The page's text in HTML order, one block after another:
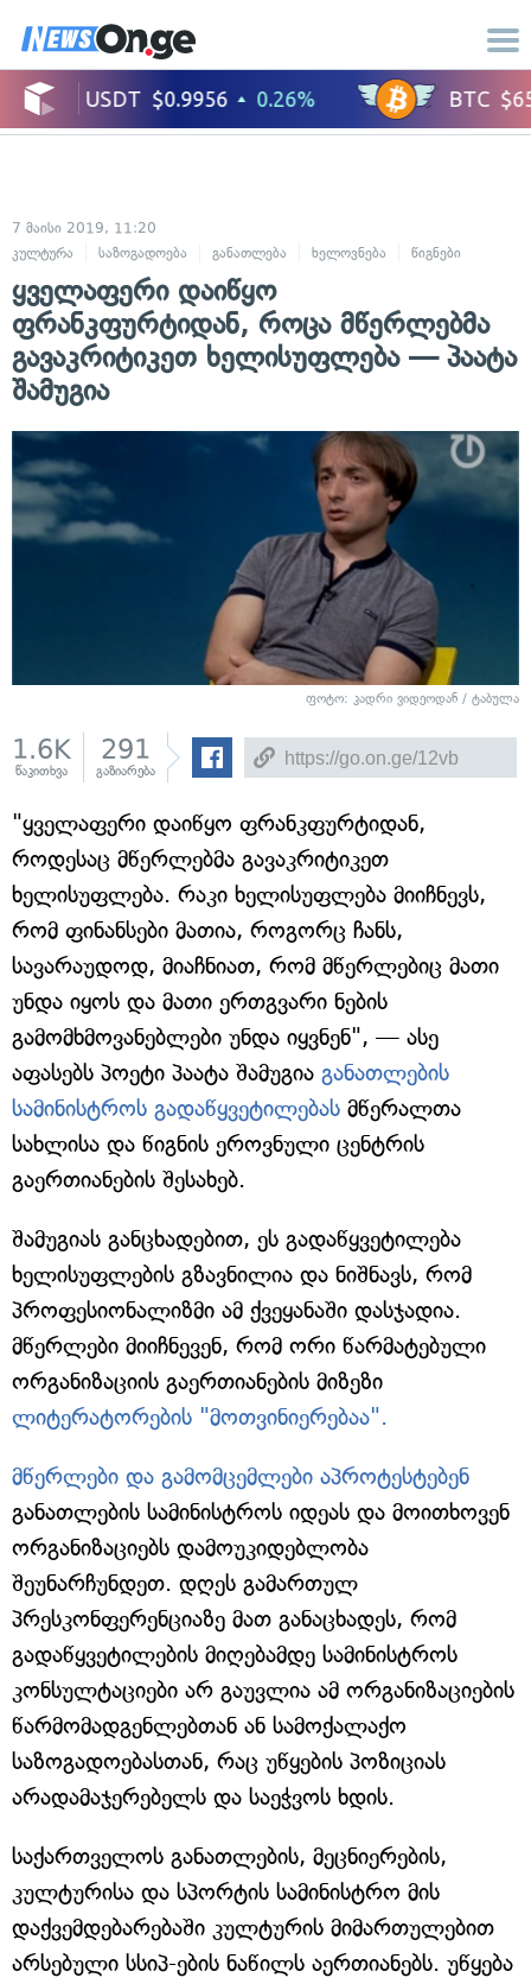
7 მაისი 2019, 11:20
კულტურა
საზოგადოება განათლება ხელოვნება წიგნები
ყველაფერი დაიწყო
ფრანკფურტიდან, როცა მწერლებმა
გავაკრიტიკეთ ხელისუფლება — პაატა
შამუგია
ფოტო: კადრი ვიდეოდან / ტაბულა
1.6K
წაკითხვა
291
გაზიარება
"ყველაფერი დაიწყო ფრანკფურტიდან,
როდესაც მწერლებმა გავაკრიტიკეთ
ხელისუფლება. რაკი ხელისუფლება მიიჩნევს,
რომ ფინანსები მათია, როგორც ჩანს,
სავარაუდოდ, მიაჩნიათ, რომ მწერლებიც მათი
უნდა იყოს და მათი ერთგვარი ნების
გამომხმოვანებლები უნდა იყვნენ", — ასე
აფასებს პოეტი პაატა შამუგია განათლების
სამინისტროს გადაწყვეტილებას მწერალთა
სახლისა და წიგნის ეროვნული ცენტრის
გაერთიანების შესახებ.
შამუგიას განცხადებით, ეს გადაწყვეტილება
ხელისუფლების გზავნილია და ნიშნავს, რომ
პროფესიონალიზმი ამ ქვეყანაში დასჯადია.
მწერლები მიიჩნევენ, რომ ორი წარმატებული
ორგანიზაციის გაერთიანების მიზეზი
ლიტერატორების "მოთვინიერებაა".
მწერლები და გამომცემლები აპროტესტებენ
განათლების სამინისტროს იდეას და მოითხოვენ
ორგანიზაციებს დამოუკიდებლობა
შეუნარჩუნდეთ. დღეს გამართულ
პრესკონფერენციაზე მათ განაცხადეს, რომ
გადაწყვეტილების მიღებამდე სამინისტროს
კონსულტაციები არ გაუვლია ამ ორგანიზაციების
წარმომადგენლებთან ან სამოქალაქო
საზოგადოებასთან, რაც უწყების პოზიციას
არადამაჯერებელს და საეჭვოს ხდის.
საქართველოს განათლების, მეცნიერების,
კულტურისა და სპორტის სამინისტრო მის
დაქვემდებარებაში კულტურის მიმართულებით
არსებული სსიპ-ების ნაწილს აერთიანებს. უწყება